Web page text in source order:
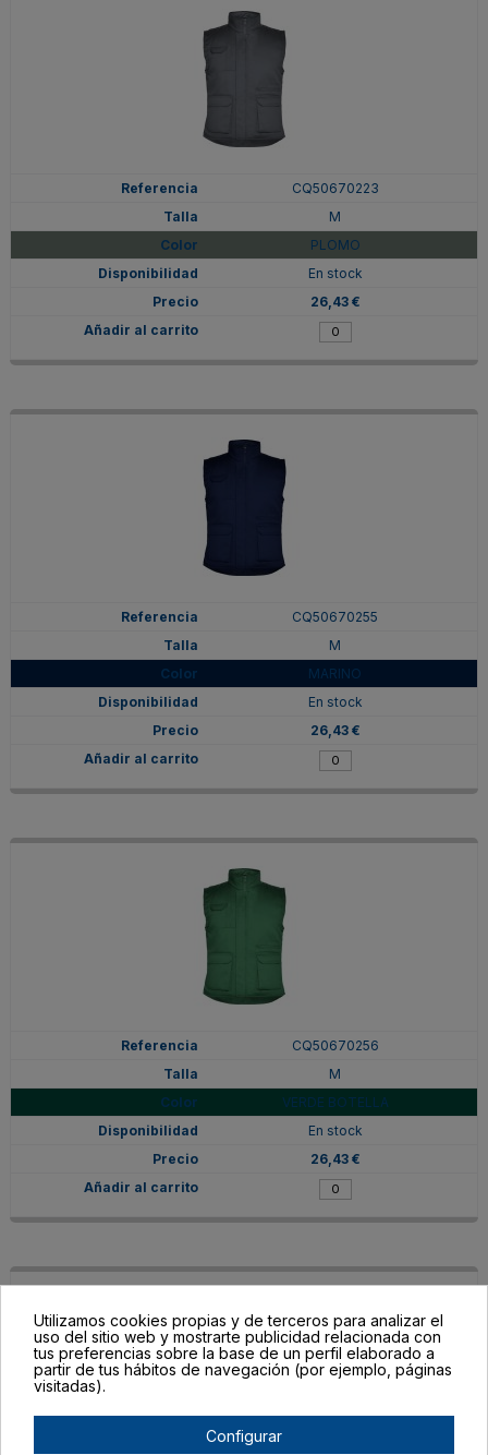
CQ50670223
M
PLOMO
En stock
26,43 €
CQ50670255
M
MARINO
En stock
26,43 €
CQ50670256
M
VERDE BOTELLA
En stock
26,43 €
Utilizamos cookies propias y de terceros para analizar el
uso del sitio web y mostrarte publicidad relacionada con
tus preferencias sobre la base de un perfil elaborado a
partir de tus hábitos de navegación (por ejemplo, páginas
visitadas).
Configurar